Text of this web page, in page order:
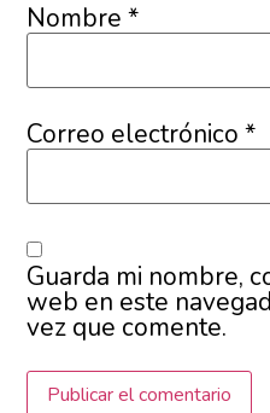
Nombre*
Correo electrónico*
Guarda mi nombre,
web en este
vez que comente.